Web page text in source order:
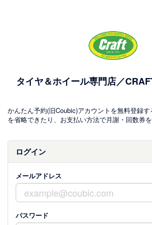
タイヤ＆ホイール専門店／
かんたん予約(旧Coubic)アカウントを無料登録
を省略できたり、お支払い方法で月謝・回数券を
ログイン
メールアドレス
パスワード